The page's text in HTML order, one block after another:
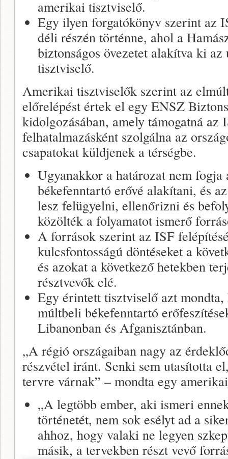
amerikai tisztviselő.
Egy ilyen forgatókönyv szerint az
déli részén történne, ahol a
biztonságos övezetet alakítva ki
tisztviselő.
Amerikai tisztviselők szerint az
előrelépést értek el egy ENSZ
kidolgozásában, amely támogatná az
felhatalmazásként szolgálna az
csapatokat küldjenek a térségbe.
Ugyanakkor a határozat nem
békefenntartó erővé alakítani, és
lesz felügyelni, ellenőrizni és
közölték a folyamatot ismerő
A források szerint az ISF
kulcsfontosságú döntéseket a
és azokat a következő hetekben
résztvevők elé.
Egy érintett tisztviselő azt
múltbeli békefenntartó
Libanonban és Afganisztánban.
„A régió országaiban nagy az
részvétel iránt. Senki sem utasította
tervre várnak” – mondta egy
„A legtöbb ember, aki ismeri
történetét, nem sok esélyt ad a
ahhoz, hogy valaki ne legyen
másik, a tervekben részt vevő